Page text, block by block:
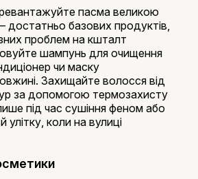
пасма великою
достатньо базових продуктів,
проблем на кшталт
шампунь для очищення
чи маску
Захищайте волосся від
за допомогою термозахисту
під час сушіння феном або
улітку, коли на вулиці